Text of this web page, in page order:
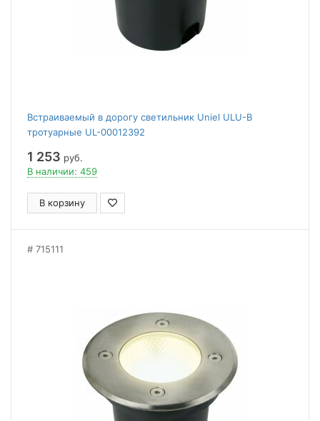
Встраиваемый в дорогу светильник Uniel ULU-B
тротуарные UL-00012392
1 253 руб.
В наличии: 459
В корзину
715111